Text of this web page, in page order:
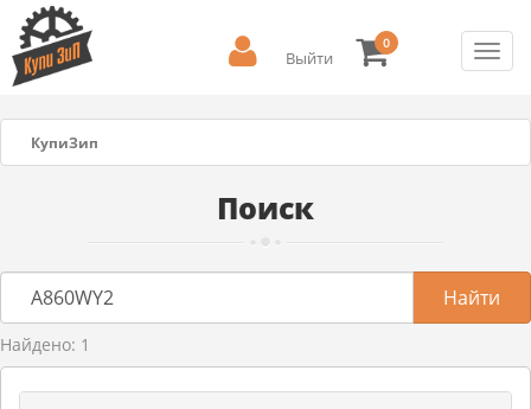
Выйти
0
КупиЗип
Поиск
Найдено: 1